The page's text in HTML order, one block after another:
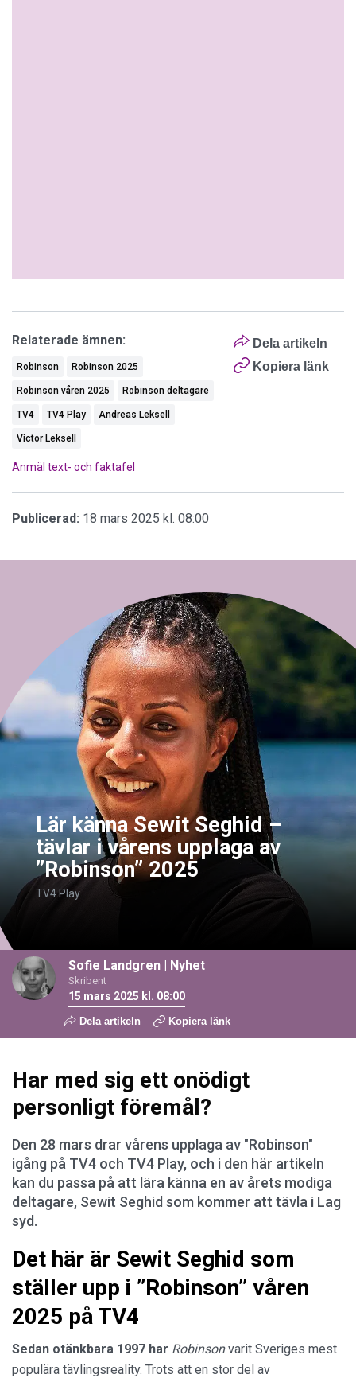
Dela artikeln
Kopiera länk
Relaterade ämnen:
Robinson Robinson 2025
Robinson våren 2025 Robinson deltagare
TV4 TV4 Play Andreas Leksell
Victor Leksell
Anmäl text- och faktafel
Publicerad: 18 mars 2025 kl. 08:00
Lär känna Sewit Seghid –
tävlar i vårens upplaga av
”Robinson” 2025
TV4 Play
Sofie Landgren | Nyhet
Skribent
15 mars 2025 kl. 08:00
Dela artikeln Kopiera länk
Har med sig ett onödigt
personligt föremål?
Den 28 mars drar vårens upplaga av "Robinson"
igång på TV4 och TV4 Play, och i den här artikeln
kan du passa på att lära känna en av årets modiga
deltagare, Sewit Seghid som kommer att tävla i Lag
syd.
Det här är Sewit Seghid som
ställer upp i ”Robinson” våren
2025 på TV4
Sedan otänkbara 1997 har Robinsonvarit Sveriges mest
populära tävlingsreality. Trots att en stor del av